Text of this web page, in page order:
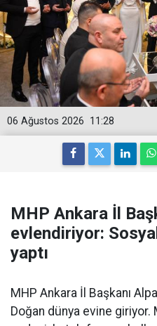
11:28
06 Ağustos 2026
MHP Ankara İl
evlendiriyor:
yaptı
MHP Ankara İl Başkanı
Doğan dünya evine giriyor.